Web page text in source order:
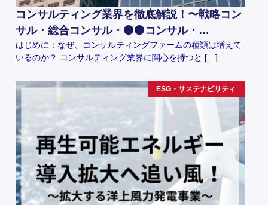
コンサルティング業界を徹底解説！〜戦略コン
サル・総合コンサル・⚫️⚫️コンサル・…
はじめに：なぜ、コンサルティングファームの種類は増えて
いるのか？ コンサルティング業界に関心を持つと […]
ESG・サステナビリティ